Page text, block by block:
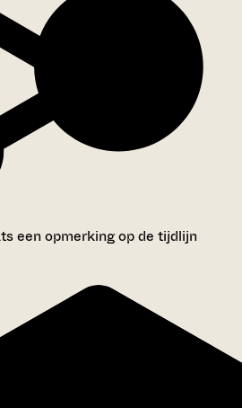
een opmerking op de tijdlijn